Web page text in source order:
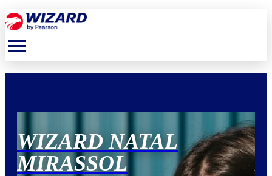
menu
WIZARD NATAL
MIRASSOL